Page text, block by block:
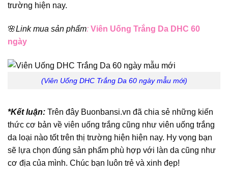
trường hiện nay.
🌸Link mua sản phẩm: Viên Uống Trắng Da DHC 60
ngày
(Viên Uống DHC Trắng Da 60 ngày mẫu mới)
*Kết luận: Trên đây Buonbansi.vn đã chia sẻ những kiến
thức cơ bản về viên uống trắng cũng như viên uống trắng
da loại nào tốt trên thị trường hiện hiện nay. Hy vọng bạn
sẽ lựa chọn đúng sản phẩm phù hợp với làn da cũng như
cơ địa của mình. Chúc bạn luôn trẻ và xinh đẹp!